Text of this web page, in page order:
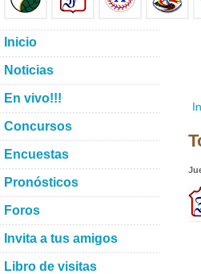
Inicio
Noticias
En vivo!!!
Concursos
Encuestas
Pronósticos
Foros
Invita a tus amigos
Libro de visitas